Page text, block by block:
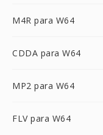
M4R para W64
CDDA para W64
MP2 para W64
FLV para W64